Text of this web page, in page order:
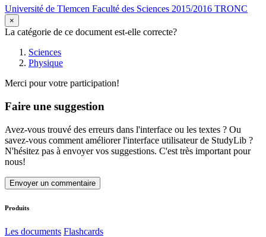
Université de Tlemcen Faculté des Sciences 2015/2016 TRONC
×
La catégorie de ce document est-elle correcte?
Sciences
Physique
Merci pour votre participation!
Faire une suggestion
Avez-vous trouvé des erreurs dans l'interface ou les textes ? Ou
savez-vous comment améliorer l'interface utilisateur de StudyLib ?
N'hésitez pas à envoyer vos suggestions. C'est très important pour
nous!
Envoyer un commentaire
Produits
Les documents Flashcards